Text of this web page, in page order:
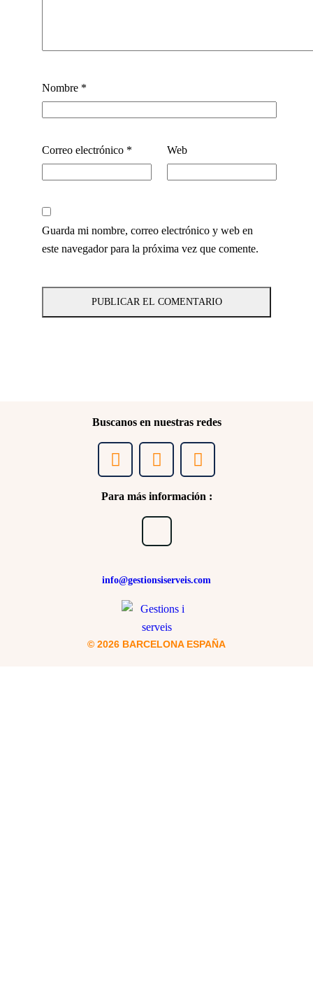
Nombre *
Correo electrónico * Web
Guarda mi nombre, correo electrónico y web en
este navegador para la próxima vez que comente.
Buscanos en nuestras redes
Para más información :
info@gestionsiserveis.com
© 2026 BARCELONA ESPAÑA